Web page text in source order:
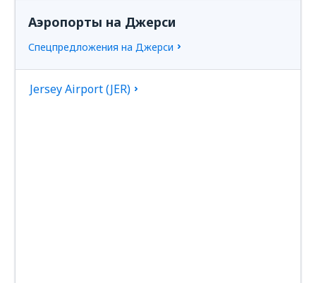
Аэропорты на Джерси
Спецпредложения на Джерси
Jersey Airport (JER)